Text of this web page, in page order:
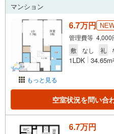
マンション
もっと見る
6.7万円
管理費等 4,000
敷
なし 礼
1LDK 34.65m2
空室状況を問い合
6.7万円